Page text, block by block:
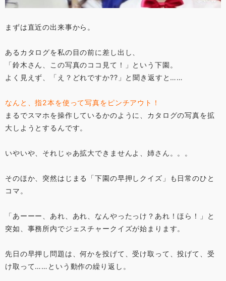
まずは直近の出来事から。
あるカタログを私の目の前に差し出し、
「鈴木さん、この写真のココ見て！」という下園。
よく見えず、「え？どれですか??」と聞き返すと……
なんと、指2本を使って写真をピンチアウト！
まるでスマホを操作しているかのように、カタログの写真を拡
大しようとするんです。
いやいや、それじゃあ拡大できませんよ、姉さん。。。
そのほか、突然はじまる「下園の早押しクイズ」も日常のひと
コマ。
「あーーー、あれ、あれ、なんやったっけ？あれ！ほら！」と
突如、事務所内でジェスチャークイズが始まります。
先日の早押し問題は、何かを投げて、受け取って、投げて、受
け取って……という動作の繰り返し。